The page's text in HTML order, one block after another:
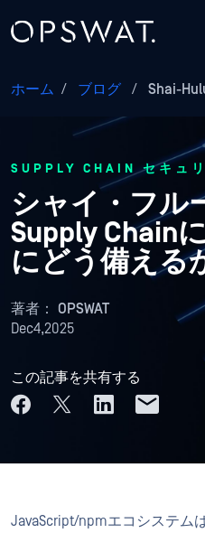
ホーム / ブログ / Shai-
SUPPLY CHAIN セキュリ
シャイ・フル
Supply Chain
にどう備える
著者： OPSWAT
Dec4,2025
この記事を共有する
JavaScript/npmエコシステム